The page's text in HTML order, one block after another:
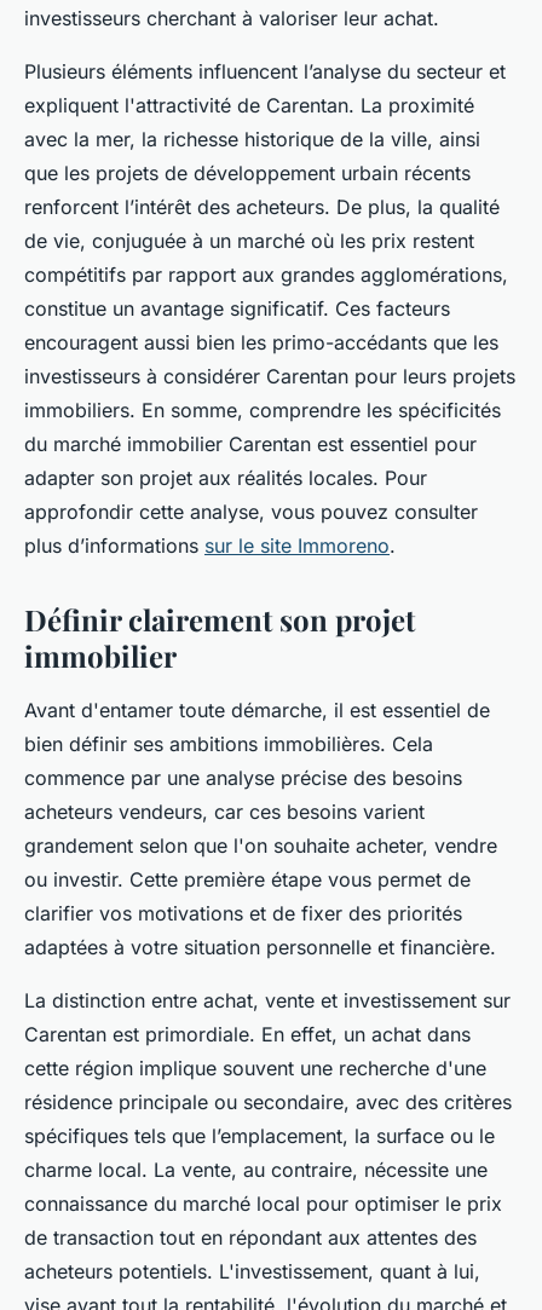
investisseurs cherchant à valoriser leur achat.
Plusieurs éléments influencent l’analyse du secteur et
expliquent l'attractivité de Carentan. La proximité
avec la mer, la richesse historique de la ville, ainsi
que les projets de développement urbain récents
renforcent l’intérêt des acheteurs. De plus, la qualité
de vie, conjuguée à un marché où les prix restent
compétitifs par rapport aux grandes agglomérations,
constitue un avantage significatif. Ces facteurs
encouragent aussi bien les primo-accédants que les
investisseurs à considérer Carentan pour leurs projets
immobiliers. En somme, comprendre les spécificités
du marché immobilier Carentan est essentiel pour
adapter son projet aux réalités locales. Pour
approfondir cette analyse, vous pouvez consulter
plus d’informations sur le site Immoreno.
Définir clairement son projet
immobilier
Avant d'entamer toute démarche, il est essentiel de
bien définir ses ambitions immobilières. Cela
commence par une analyse précise des besoins
acheteurs vendeurs, car ces besoins varient
grandement selon que l'on souhaite acheter, vendre
ou investir. Cette première étape vous permet de
clarifier vos motivations et de fixer des priorités
adaptées à votre situation personnelle et financière.
La distinction entre achat, vente et investissement sur
Carentan est primordiale. En effet, un achat dans
cette région implique souvent une recherche d'une
résidence principale ou secondaire, avec des critères
spécifiques tels que l’emplacement, la surface ou le
charme local. La vente, au contraire, nécessite une
connaissance du marché local pour optimiser le prix
de transaction tout en répondant aux attentes des
acheteurs potentiels. L'investissement, quant à lui,